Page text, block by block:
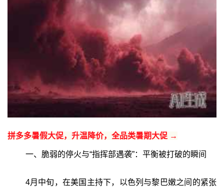
拼多多暑假大促，升温降价，全品类暑期大促 →
一、脆弱的停火与“指挥部遇袭”：平衡被打破的瞬间
4月中旬，在美国主持下，以色列与黎巴嫩之间的紧张